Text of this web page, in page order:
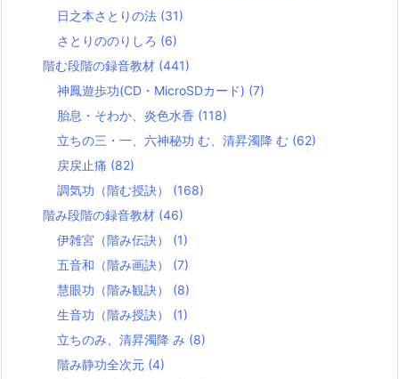
日之本さとりの法 (31)
さとりののりしろ (6)
階む段階の録音教材 (441)
神鳳遊歩功(CD・MicroSDカード) (7)
胎息・そわか、炎色水香 (118)
立ちの三・一、六神秘功 む、清昇濁降 む (62)
戻戻止痛 (82)
調気功（階む授訣） (168)
階み段階の録音教材 (46)
伊雑宮（階み伝訣） (1)
五音和（階み画訣） (7)
慧眼功（階み観訣） (8)
生音功（階み授訣） (1)
立ちのみ、清昇濁降 み (8)
階み静功全次元 (4)